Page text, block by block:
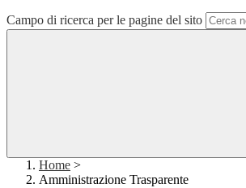
Campo di ricerca per le pagine del sito
Home >
Amministrazione Trasparente